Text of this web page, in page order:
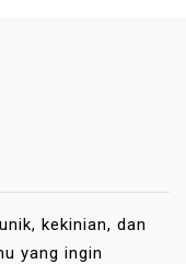
kekinian, dan
yang ingin